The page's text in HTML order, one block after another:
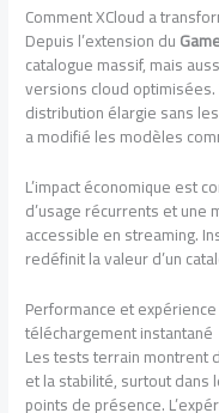
Comment XCloud a
Depuis l’extension du
catalogue massif, mais
versions cloud
distribution élargie sans
a modifié les modèles
L’impact économique est
d’usage récurrents et
accessible en streaming.
redéfinit la valeur d’un
Performance et
téléchargement instantané
Les tests terrain montrent
et la stabilité, surtout
points de présence.